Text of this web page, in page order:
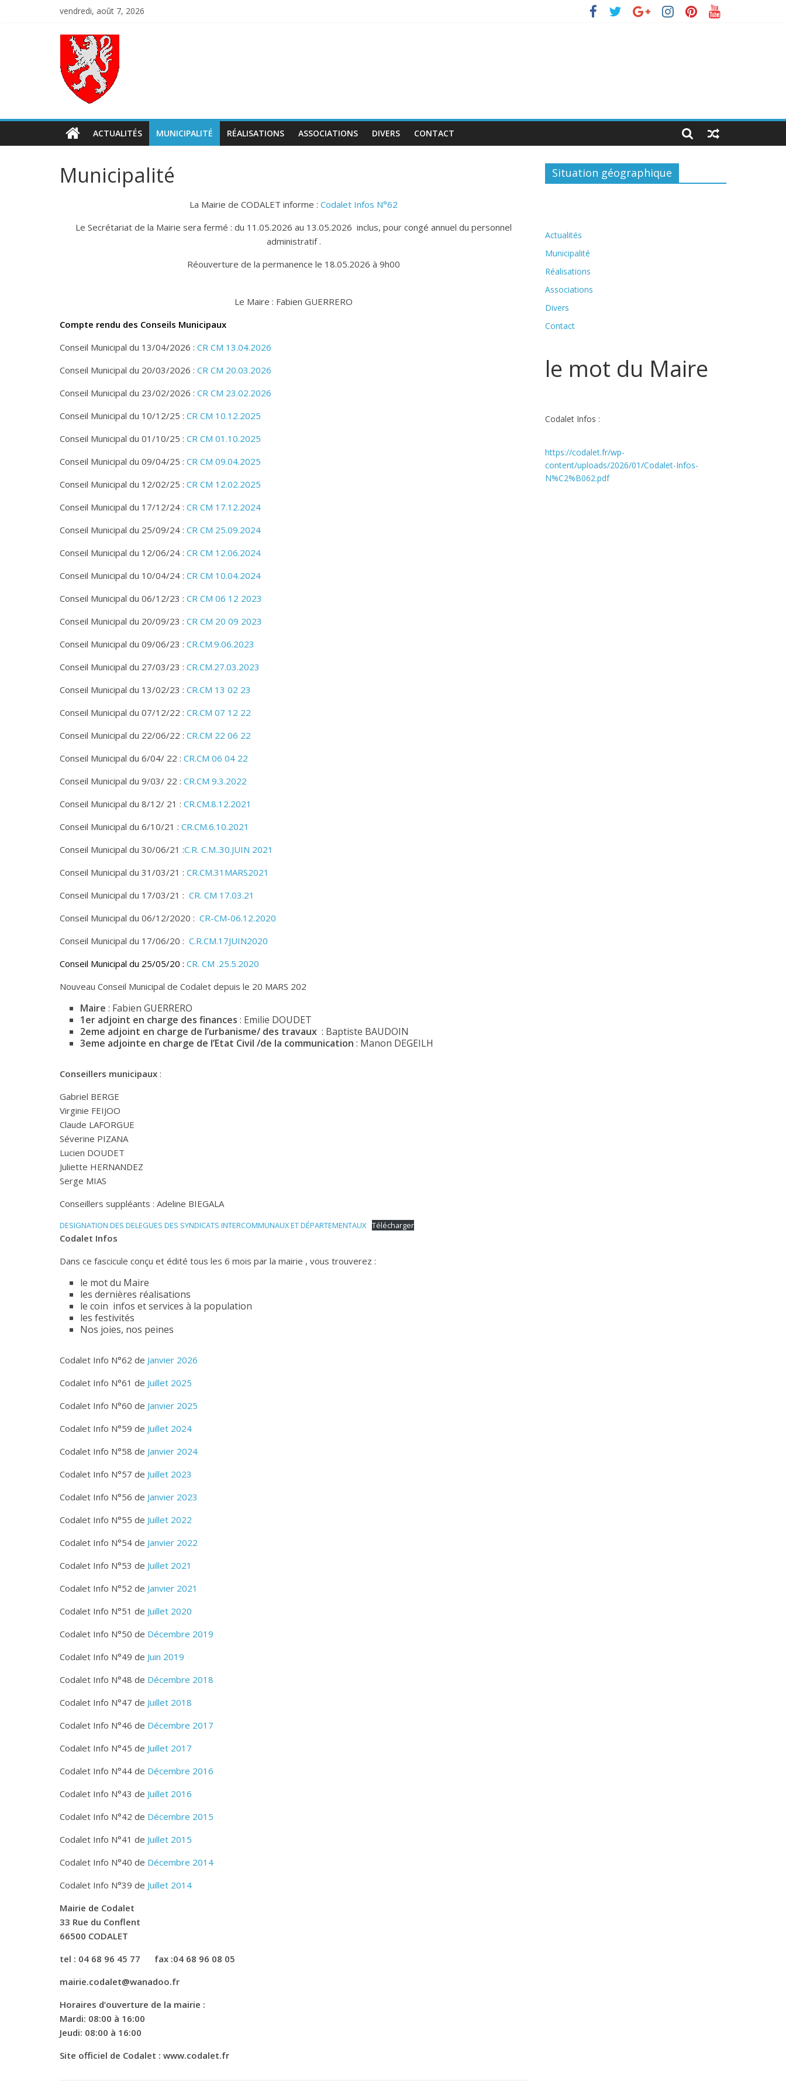
vendredi, août 7, 2026
Codalet
Porte
du
Conflent
ACTUALITÉS MUNICIPALITÉ RÉALISATIONS ASSOCIATIONS DIVERS CONTACT
Municipalité
La Mairie de CODALET informe : Codalet Infos N°62
Le Secrétariat de la Mairie sera fermé : du 11.05.2026 au 13.05.2026 inclus, pour congé annuel du personnel
administratif .
Réouverture de la permanence le 18.05.2026 à 9h00
Le Maire : Fabien GUERRERO
Compte rendu des Conseils Municipaux
Conseil Municipal du 13/04/2026 : CR CM 13.04.2026
Conseil Municipal du 20/03/2026 : CR CM 20.03.2026
Conseil Municipal du 23/02/2026 : CR CM 23.02.2026
Conseil Municipal du 10/12/25 : CR CM 10.12.2025
Conseil Municipal du 01/10/25 : CR CM 01.10.2025
Conseil Municipal du 09/04/25 : CR CM 09.04.2025
Conseil Municipal du 12/02/25 : CR CM 12.02.2025
Conseil Municipal du 17/12/24 : CR CM 17.12.2024
Conseil Municipal du 25/09/24 : CR CM 25.09.2024
Conseil Municipal du 12/06/24 : CR CM 12.06.2024
Conseil Municipal du 10/04/24 : CR CM 10.04.2024
Conseil Municipal du 06/12/23 : CR CM 06 12 2023
Conseil Municipal du 20/09/23 : CR CM 20 09 2023
Conseil Municipal du 09/06/23 : CR.CM.9.06.2023
Conseil Municipal du 27/03/23 : CR.CM.27.03.2023
Conseil Municipal du 13/02/23 : CR.CM 13 02 23
Conseil Municipal du 07/12/22 : CR.CM 07 12 22
Conseil Municipal du 22/06/22 : CR.CM 22 06 22
Conseil Municipal du 6/04/ 22 : CR.CM 06 04 22
Conseil Municipal du 9/03/ 22 : CR.CM 9.3.2022
Conseil Municipal du 8/12/ 21 : CR.CM.8.12.2021
Conseil Municipal du 6/10/21 : CR.CM.6.10.2021
Conseil Municipal du 30/06/21 :C.R. C.M..30.JUIN 2021
Conseil Municipal du 31/03/21 : CR.CM.31MARS2021
Conseil Municipal du 17/03/21 : CR. CM 17.03.21
Conseil Municipal du 06/12/2020 : CR-CM-06.12.2020
Conseil Municipal du 17/06/20 : C.R.CM.17JUIN2020
Conseil Municipal du 25/05/20 : CR. CM .25.5.2020
Nouveau Conseil Municipal de Codalet depuis le 20 MARS 202
Maire : Fabien GUERRERO
1er adjoint en charge des finances : Emilie DOUDET
2eme adjoint en charge de l’urbanisme/ des travaux : Baptiste BAUDOIN
3eme adjointe en charge de l’Etat Civil /de la communication : Manon DEGEILH
Conseillers municipaux :
Gabriel BERGE
Virginie FEIJOO
Claude LAFORGUE
Séverine PIZANA
Lucien DOUDET
Juliette HERNANDEZ
Serge MIAS
Conseillers suppléants : Adeline BIEGALA
DESIGNATION DES DELEGUES DES SYNDICATS INTERCOMMUNAUX ET DÉPARTEMENTAUX Télécharger
Codalet Infos
Dans ce fascicule conçu et édité tous les 6 mois par la mairie , vous trouverez :
le mot du Maire
les dernières réalisations
le coin infos et services à la population
les festivités
Nos joies, nos peines
Codalet Info N°62 de Janvier 2026
Codalet Info N°61 de Juillet 2025
Codalet Info N°60 de Janvier 2025
Codalet Info N°59 de Juillet 2024
Codalet Info N°58 de Janvier 2024
Codalet Info N°57 de Juillet 2023
Codalet Info N°56 de Janvier 2023
Codalet Info N°55 de Juillet 2022
Codalet Info N°54 de Janvier 2022
Codalet Info N°53 de Juillet 2021
Codalet Info N°52 de Janvier 2021
Codalet Info N°51 de Juillet 2020
Codalet Info N°50 de Décembre 2019
Codalet Info N°49 de Juin 2019
Codalet Info N°48 de Décembre 2018
Codalet Info N°47 de Juillet 2018
Codalet Info N°46 de Décembre 2017
Codalet Info N°45 de Juillet 2017
Codalet Info N°44 de Décembre 2016
Codalet Info N°43 de Juillet 2016
Codalet Info N°42 de Décembre 2015
Codalet Info N°41 de Juillet 2015
Codalet Info N°40 de Décembre 2014
Codalet Info N°39 de Juillet 2014
Mairie de Codalet
33 Rue du Conflent
66500 CODALET
tel : 04 68 96 45 77 fax :04 68 96 08 05
mairie.codalet@wanadoo.fr
Horaires d’ouverture de la mairie :
Mardi: 08:00 à 16:00
Jeudi: 08:00 à 16:00
Site officiel de Codalet : www.codalet.fr
Situation géographique
Actualités
Municipalité
Réalisations
Associations
Divers
Contact
le mot du Maire
Codalet Infos :
https://codalet.fr/wp-
content/uploads/2026/01/Codalet-Infos-
N%C2%B062.pdf